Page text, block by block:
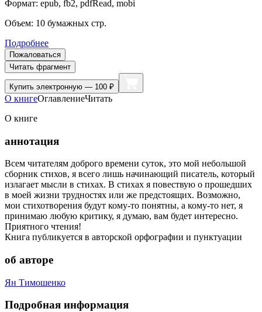
Формат: epub, fb2, pdfRead, mobi
Объем: 10 бумажных стр.
Подробнее
Пожаловаться
Читать фрагмент
Купить электронную — 100 ₽
О книгеОглавлениеЧитать
О книге
аннотация
Всем читателям доброго времени суток, это мой небольшой
сборник стихов, я всего лишь начинающий писатель, который
излагает мысли в стихах. В стихах я повествую о прошедших
в моей жизни трудностях или же предстоящих. Возможно,
мои стихотворения будут кому-то понятны, а кому-то нет, я
принимаю любую критику, я думаю, вам будет интересно.
Приятного чтения!
Книга публикуется в авторской орфографии и пунктуации
об авторе
Ян Тимошенко
Подробная информация